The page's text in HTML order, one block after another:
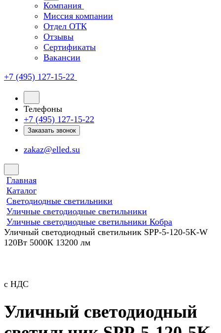
Компания
Миссия компании
Отдел ОТК
Отзывы
Сертификаты
Вакансии
+7 (495) 127-15-22
Телефоны
+7 (495) 127-15-22
Заказать звонок
zakaz@elled.su
Главная
Каталог
Светодиодные светильники
Уличные светодиодные светильники
Уличные светодиодные светильники Кобра
Уличный светодиодный светильник SPP-5-120-5K-W
120Вт 5000К 13200 лм
с НДС
Уличный светодиодный